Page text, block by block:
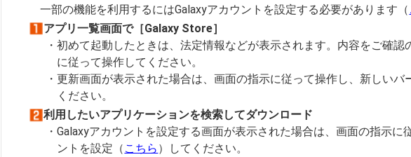
一部の機能を利用するにはGalaxyアカウントを設定する必要があります（
アプリ一覧画面で［Galaxy Store］
初めて起動したときは、法定情報などが表示されます。内容をご確認
に従って操作してください。
更新画面が表示された場合は、画面の指示に従って操作し、新しいバ
ください。
利用したいアプリケーションを検索してダウンロード
Galaxyアカウントを設定する画面が表示された場合は、画面の指示に
ントを設定（ こちら ）してください。